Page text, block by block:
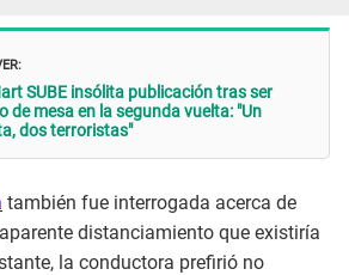
SUBE insólita publicación tras ser
de mesa en la segunda vuelta: "Un
dos terroristas"
también fue interrogada acerca de
distanciamiento que existiría
la conductora prefirió no